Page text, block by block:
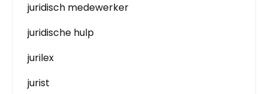
juridisch medewerker
juridische hulp
jurilex
jurist